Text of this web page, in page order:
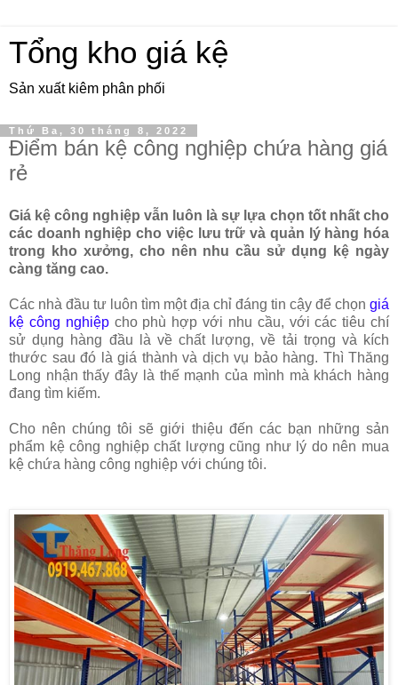
Tổng kho giá kệ
Sản xuất kiêm phân phối
Thứ Ba, 30 tháng 8, 2022
Điểm bán kệ công nghiệp chứa hàng giá
rẻ
Giá kệ công nghiệp vẫn luôn là sự lựa chọn tốt nhất cho
các doanh nghiệp cho việc lưu trữ và quản lý hàng hóa
trong kho xưởng, cho nên nhu cầu sử dụng kệ ngày
càng tăng cao.
Các nhà đầu tư luôn tìm một địa chỉ đáng tin cậy để chọn giá
kệ công nghiệpcho phù hợp với nhu cầu, với các tiêu chí
sử dụng hàng đầu là về chất lượng, về tải trọng và kích
thước sau đó là giá thành và dịch vụ bảo hàng. Thì Thăng
Long nhận thấy đây là thế mạnh của mình mà khách hàng
đang tìm kiếm.
Cho nên chúng tôi sẽ giới thiệu đến các bạn những sản
phẩm kệ công nghiệp chất lượng cũng như lý do nên mua
kệ chứa hàng công nghiệp với chúng tôi.